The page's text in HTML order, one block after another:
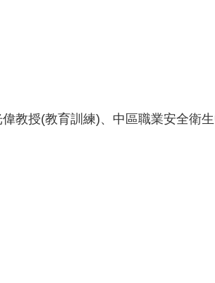
教授(教育訓練)、中區職業安全衛